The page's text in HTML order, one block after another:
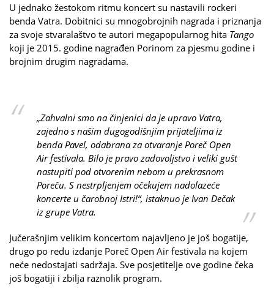
U jednako žestokom ritmu koncert su nastavili rockeri
benda Vatra. Dobitnici su mnogobrojnih nagrada i priznanja
za svoje stvaralaštvo te autori megapopularnog hita Tango
koji je 2015. godine nagrađen Porinom za pjesmu godine i
brojnim drugim nagradama.
„Zahvalni smo na činjenici da je upravo Vatra,
zajedno s našim dugogodišnjim prijateljima iz
benda Pavel, odabrana za otvaranje Poreč Open
Air festivala. Bilo je pravo zadovoljstvo i veliki gušt
nastupiti pod otvorenim nebom u prekrasnom
Poreču. S nestrpljenjem očekujem nadolazeće
koncerte u čarobnoj Istri!“, istaknuo je Ivan Dečak
iz grupe Vatra.
Jučerašnjim velikim koncertom najavljeno je još bogatije,
drugo po redu izdanje Poreč Open Air festivala na kojem
neće nedostajati sadržaja. Sve posjetitelje ove godine čeka
još bogatiji i zbilja raznolik program.